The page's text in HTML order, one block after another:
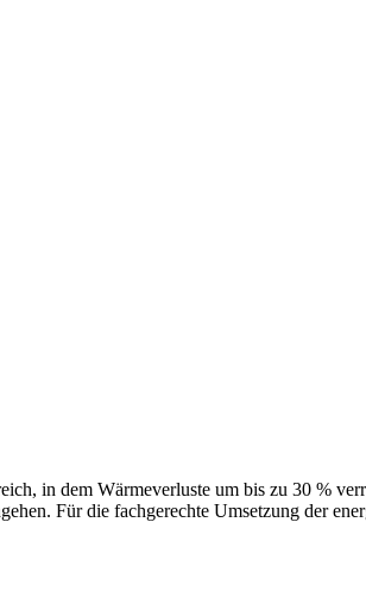
in dem Wärmeverluste um bis zu 30 %
Für die fachgerechte Umsetzung der